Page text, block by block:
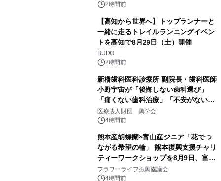
PropTech-Lab
2時間前
【高知から世界へ】トップランナーと
一緒に走るトレイルランニングイベン
トを高知で8月29日（土）開催
BUDO
2時間前
新橋歯科医科診療所 副院長・歯科医師
小野宇宙が「後悔しない歯科選び」
「痛くない歯科治療」「不安がない治
療計画」をテーマに専門監修
医療法人財団 興学会
4時間前
熊本産胡蝶蘭×富山産ジニア「花でつ
ながる希望の輪」 熊本復興支援チャリ
ティーワークショップを8月9日、富
山・射水で開催
フラワーライフ振興協議会
4時間前